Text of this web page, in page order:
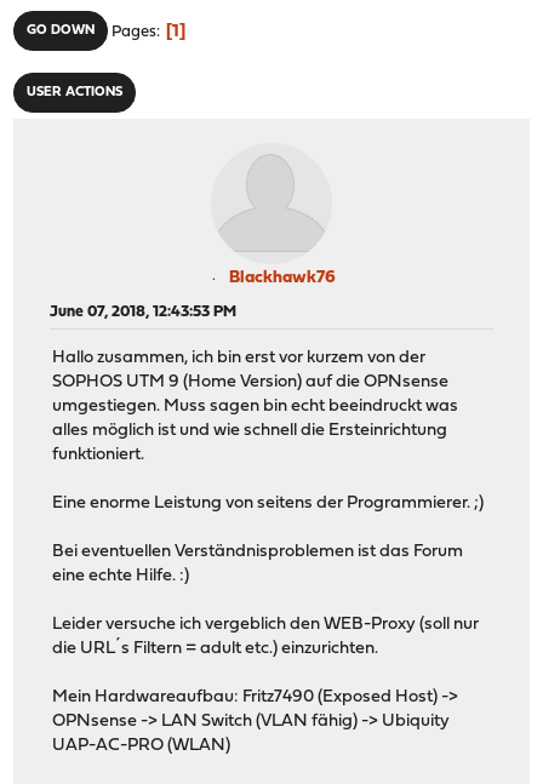
GO DOWN Pages 1
USER ACTIONS
Blackhawk76
June 07, 2018, 12:43:53 PM
Hallo zusammen, ich bin erst vor kurzem von der
SOPHOS UTM 9 (Home Version) auf die OPNsense
umgestiegen. Muss sagen bin echt beeindruckt was
alles möglich ist und wie schnell die Ersteinrichtung
funktioniert.
Eine enorme Leistung von seitens der Programmierer. ;)
Bei eventuellen Verständnisproblemen ist das Forum
eine echte Hilfe. :)
Leider versuche ich vergeblich den WEB-Proxy (soll nur
die URL´s Filtern = adult etc.) einzurichten.
Mein Hardwareaufbau: Fritz7490 (Exposed Host) ->
OPNsense -> LAN Switch (VLAN fähig) -> Ubiquity
UAP-AC-PRO (WLAN)